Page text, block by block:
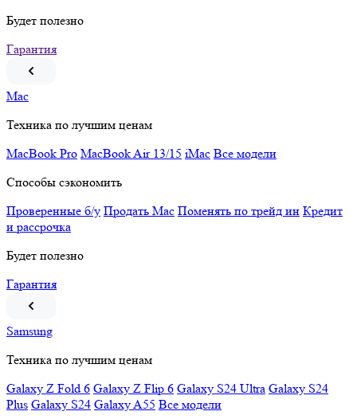
Будет полезно
Гарантия
Mac
Техника по лучшим ценам
MacBook Pro MacBook Air 13/15 iMac Все модели
Способы сэкономить
Проверенные б/у Продать Mac Поменять по трейд ин Кредит
и рассрочка
Будет полезно
Гарантия
Samsung
Техника по лучшим ценам
Galaxy Z Fold 6 Galaxy Z Flip 6 Galaxy S24 Ultra Galaxy S24
Plus Galaxy S24 Galaxy A55 Все модели